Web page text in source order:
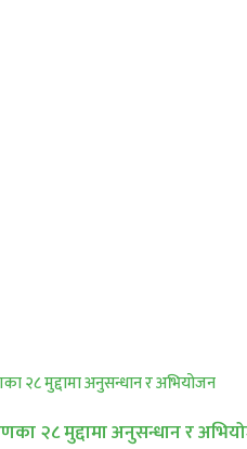
२८ मुद्दामा अनुसन्धान र